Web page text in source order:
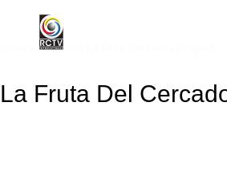
Classics
La Fruta Del